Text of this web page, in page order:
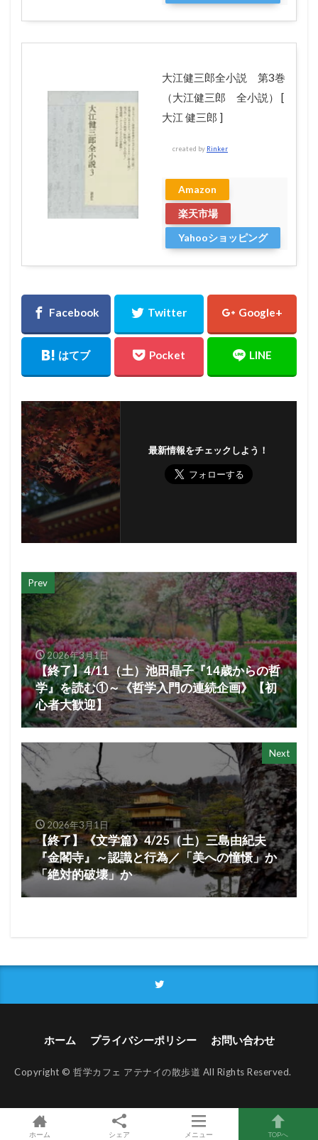
大江健三郎全小説 第3巻
（大江健三郎 全小説） [
大江 健三郎 ]
created by Rinker
Amazon
楽天市場
Yahooショッピング
最新情報をチェックしよう！
Prev
2026年3月1日
【終了】4/11（土）池田晶子『14歳からの哲
学』を読む①～《哲学入門の連続企画》【初
心者大歓迎】
Next
2026年3月1日
【終了】《文学篇》4/25（土）三島由紀夫
『金閣寺』～認識と行為／「美への憧憬」か
「絶対的破壊」か
ホーム プライバシーポリシー お問い合わせ
Copyright © 哲学カフェ アテナイの散歩道 All Rights Reserved.
ホーム シェア メニュー TOPへ